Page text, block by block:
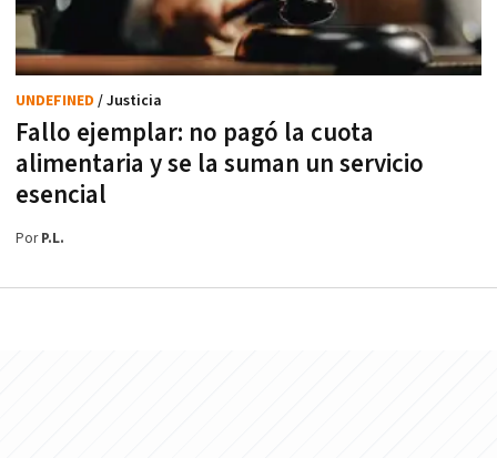
Fallo ejemplar: no pagó la cuota
alimentaria y se la suman un servicio
esencial
UNDEFINED / Justicia
PorP.L.